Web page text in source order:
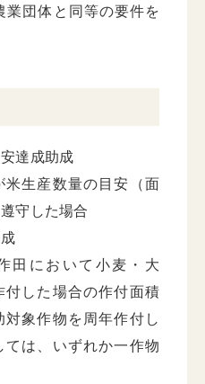
業団体と同等の要件を
達成助成
米生産数量の目安（面
守した場合
田において小麦・大
付した場合の作付面積
対象作物を周年作付し
ては、いずれか一作物